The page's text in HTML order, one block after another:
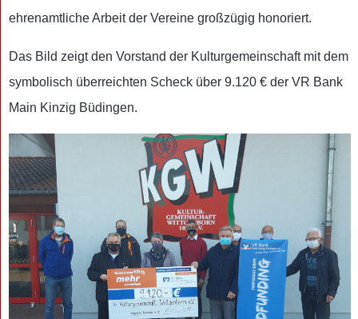
ehrenamtliche Arbeit der Vereine großzügig honoriert.
Das Bild zeigt den Vorstand der Kulturgemeinschaft mit dem
symbolisch überreichten Scheck über 9.120 € der VR Bank
Main Kinzig Büdingen.